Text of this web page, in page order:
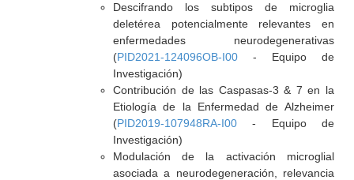
Descifrando los subtipos de microglia
deletérea potencialmente relevantes en
enfermedades neurodegenerativas
(PID2021-124096OB-I00- Equipo de
Investigación)
Contribución de las Caspasas-3 & 7 en la
Etiología de la Enfermedad de Alzheimer
(PID2019-107948RA-I00- Equipo de
Investigación)
Modulación de la activación microglial
asociada a neurodegeneración, relevancia